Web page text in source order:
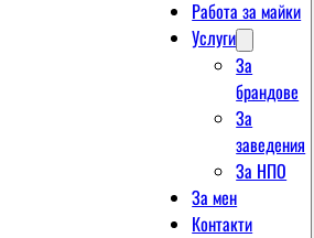
Работа за майки
Услуги
За
брандове
За
заведения
За НПО
За мен
Контакти